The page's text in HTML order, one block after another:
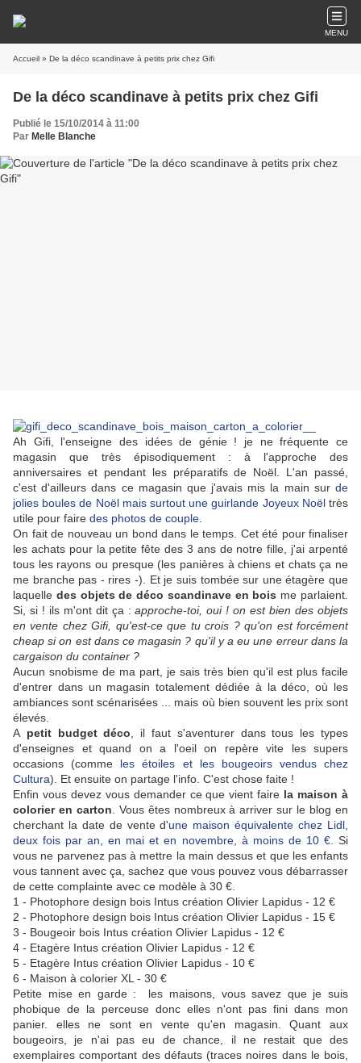
MENU
Accueil » De la déco scandinave à petits prix chez Gifi
De la déco scandinave à petits prix chez Gifi
Publié le 15/10/2014 à 11:00
Par Melle Blanche
Ah Gifi, l'enseigne des idées de génie ! je ne fréquente ce
magasin que très épisodiquement : à l'approche des
anniversaires et pendant les préparatifs de Noël. L'an passé,
c'est d'ailleurs dans ce magasin que j'avais mis la main sur de
jolies boules de Noël mais surtout une guirlande Joyeux Noëltrès
utile pour faire des photos de couple
On fait de nouveau un bond dans le temps. Cet été pour finaliser
les achats pour la petite fête des 3 ans de notre fille, j'ai arpenté
tous les rayons ou presque (les panières à chiens et chats ça ne
me branche pas - rires -). Et je suis tombée sur une étagère que
laquelle des objets de déco scandinave en bois me parlaient.
Si, si ! ils m'ont dit ça :approche-toi, oui ! on est bien des objets
en vente chez Gifi, qu'est-ce que tu crois ? qu'on est forcément
cheap si on est dans ce magasin ? qu'il y a eu une erreur dans la
cargaison du container ?
Aucun snobisme de ma part, je sais très bien qu'il est plus facile
d'entrer dans un magasin totalement dédiée à la déco, où les
ambiances sont scénarisées ... mais où bien souvent les prix sont
élevés.
A petit budget déco , il faut s'aventurer dans tous les types
d'enseignes et quand on a l'oeil on repère vite les supers
occasions (comme les étoiles et les bougeoirs vendus chez
Cultura). Et ensuite on partage l'info. C'est chose faite !
Enfin vous devez vous demander ce que vient faire la maison à
colorier en carton . Vous êtes nombreux à arriver sur le blog en
cherchant la date de vente d'une maison équivalente chez Lidl,
deux fois par an, en mai et en novembre, à moins de 10 €. Si
vous ne parvenez pas à mettre la main dessus et que les enfants
vous tannent avec ça, sachez que vous pouvez vous débarrasser
de cette complainte avec ce modèle à 30 €.
1 - Photophore design bois Intus création Olivier Lapidus - 12 €
2 - Photophore design bois Intus création Olivier Lapidus - 15 €
3 - Bougeoir bois Intus création Olivier Lapidus - 12 €
4 - Etagère Intus création Olivier Lapidus - 12 €
5 - Etagère Intus création Olivier Lapidus - 10 €
6 - Maison à colorier XL - 30 €
Petite mise en garde : les maisons, vous savez que je suis
phobique de la perceuse donc elles n'ont pas fini dans mon
panier. elles ne sont en vente qu'en magasin. Quant aux
bougeoirs, je n'ai pas eu de chance, il ne restait que des
exemplaires comportant des défauts (traces noires dans le bois,